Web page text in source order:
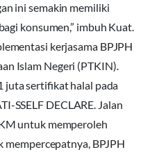
ini semakin memiliki
konsumen,” imbuh Kuat.
kerjasama BPJPH
Islam Negeri (PTKIN).
juta sertifikat halal pada
SSELF DECLARE. Jalan
untuk memperoleh
BPJPH